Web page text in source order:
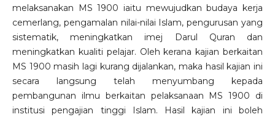
melaksanakan MS 1900 iaitu mewujudkan budaya kerja
cemerlang, pengamalan nilai-nilai Islam, pengurusan yang
sistematik, meningkatkan imej Darul Quran dan
meningkatkan kualiti pelajar. Oleh kerana kajian berkaitan
MS 1900 masih lagi kurang dijalankan, maka hasil kajian ini
secara langsung telah menyumbang kepada
pembangunan ilmu berkaitan pelaksanaan MS 1900 di
institusi pengajian tinggi Islam. Hasil kajian ini boleh